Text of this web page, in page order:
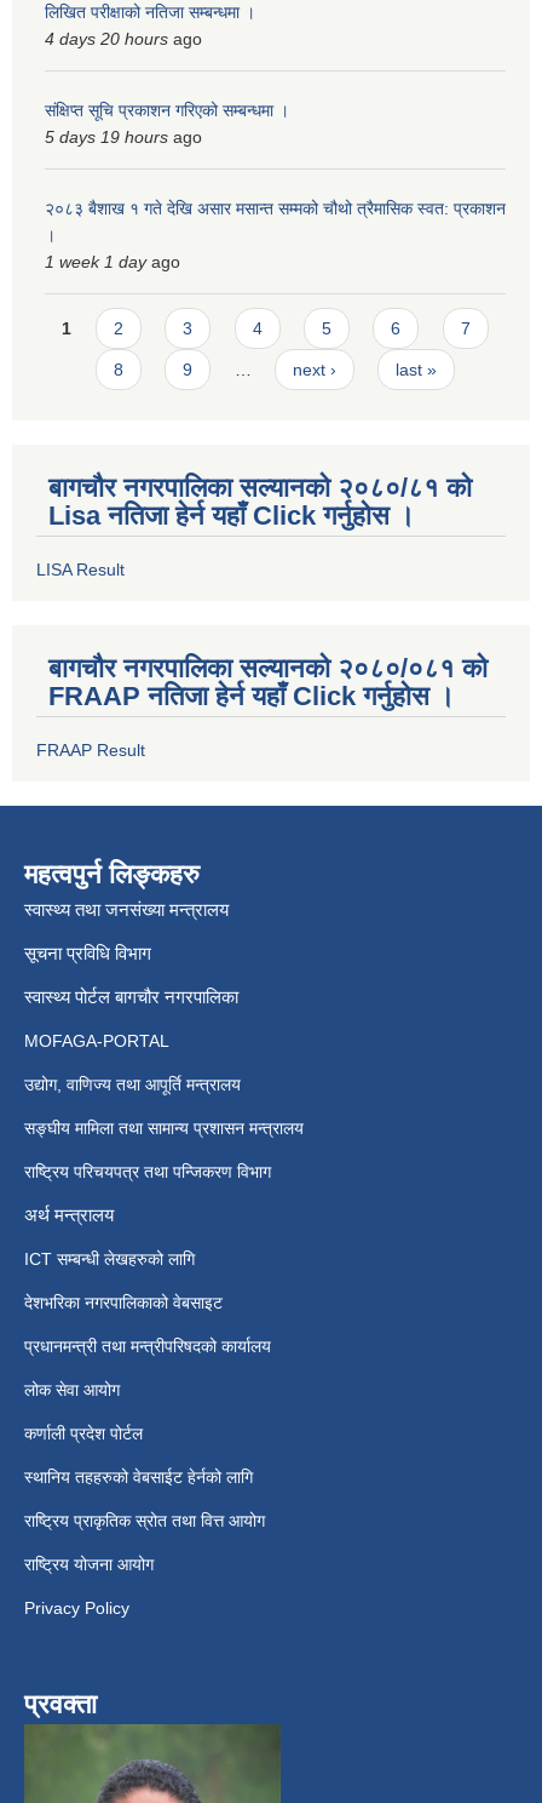
लिखित परीक्षाको नतिजा सम्बन्धमा ।
4 days 20 hours ago
संक्षिप्त सूचि प्रकाशन गरिएको सम्बन्धमा ।
5 days 19 hours ago
२०८३ बैशाख १ गते देखि असार मसान्त सम्मको चौथो त्रैमासिक स्वत: प्रकाशन
।
1 week 1 dayago
Pages
1 2 3 4 5 6 7
8 9 next › last »
बागचौर नगरपालिका सल्यानको २०८०/८१ को
Lisa नतिजा हेर्न यहाँ Click गर्नुहोस ।
LISA Result
बागचौर नगरपालिका सल्यानको २०८०/०८१ को
FRAAP नतिजा हेर्न यहाँ Click गर्नुहोस ।
FRAAP Result
महत्वपुर्न लिङ्कहरु
स्वास्थ्य तथा जनसंख्या मन्त्रालय
सूचना प्रविधि विभाग
स्वास्थ्य पोर्टल बागचौर नगरपालिका
MOFAGA-PORTAL
उद्योग, वाणिज्य तथा आपूर्ति मन्त्रालय
सङ्घीय मामिला तथा सामान्य प्रशासन मन्त्रालय
राष्ट्रिय परिचयपत्र तथा पन्जिकरण विभाग
अर्थ मन्त्रालय
ICT सम्बन्धी लेखहरुको लागि
देशभरिका नगरपालिकाको वेबसाइट
प्रधानमन्त्री तथा मन्त्रीपरिषदको कार्यालय
लोक सेवा आयोग
कर्णाली प्रदेश पोर्टल
स्थानिय तहहरुको वेबसाईट हेर्नको लागि
राष्ट्रिय प्राकृतिक स्रोत तथा वित्त आयोग
राष्ट्रिय योजना आयोग
Privacy Policy
प्रवक्ता